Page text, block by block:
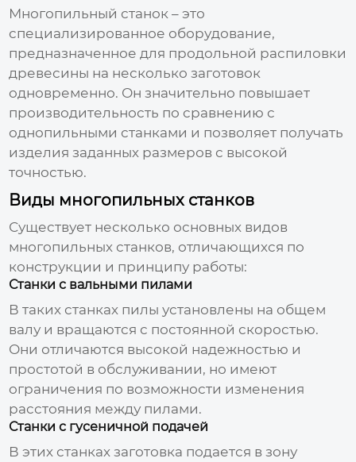
Многопильный станок – это
специализированное оборудование,
предназначенное для продольной распиловки
древесины на несколько заготовок
одновременно. Он значительно повышает
производительность по сравнению с
однопильными станками и позволяет получать
изделия заданных размеров с высокой
точностью.
Виды многопильных станков
Существует несколько основных видов
многопильных станков, отличающихся по
конструкции и принципу работы:
Станки с вальными пилами
В таких станках пилы установлены на общем
валу и вращаются с постоянной скоростью.
Они отличаются высокой надежностью и
простотой в обслуживании, но имеют
ограничения по возможности изменения
расстояния между пилами.
Станки с гусеничной подачей
В этих станках заготовка подается в зону